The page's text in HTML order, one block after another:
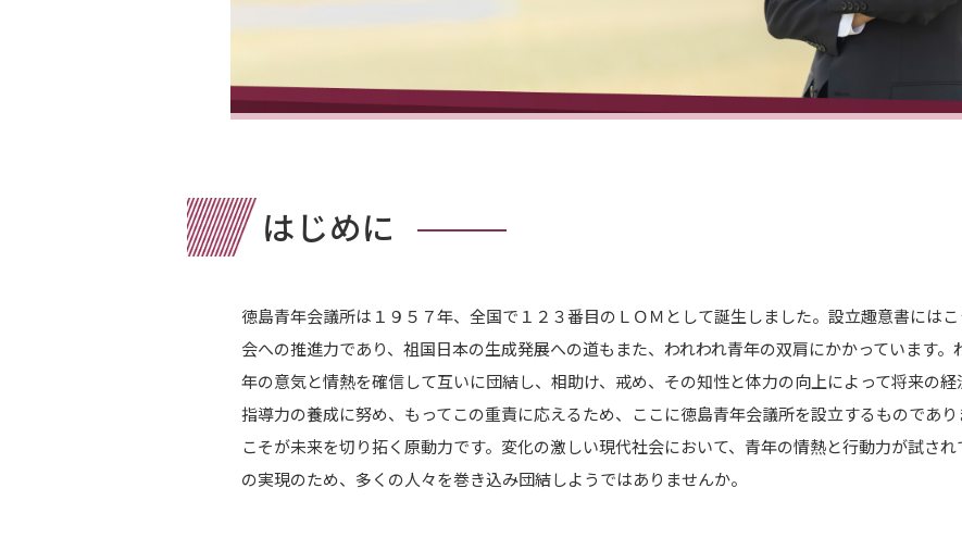
はじめに
徳島青年会議所は１９５７年、全国で１２３番目のＬＯＭとして誕生しました。設立趣意書には
会への推進力であり、祖国日本の生成発展への道もまた、われわれ青年の双肩にかかっています
年の意気と情熱を確信して互いに団結し、相助け、戒め、その知性と体力の向上によって将来の
指導力の養成に努め、もってこの重責に応えるため、ここに徳島青年会議所を設立するものであ
こそが未来を切り拓く原動力です。変化の激しい現代社会において、青年の情熱と行動力が試さ
の実現のため、多くの人々を巻き込み団結しようではありませんか。